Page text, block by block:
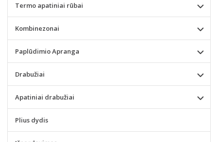
Termo apatiniai rūbai
Kombinezonai
Paplūdimio Apranga
Drabužiai
Apatiniai drabužiai
Plius dydis